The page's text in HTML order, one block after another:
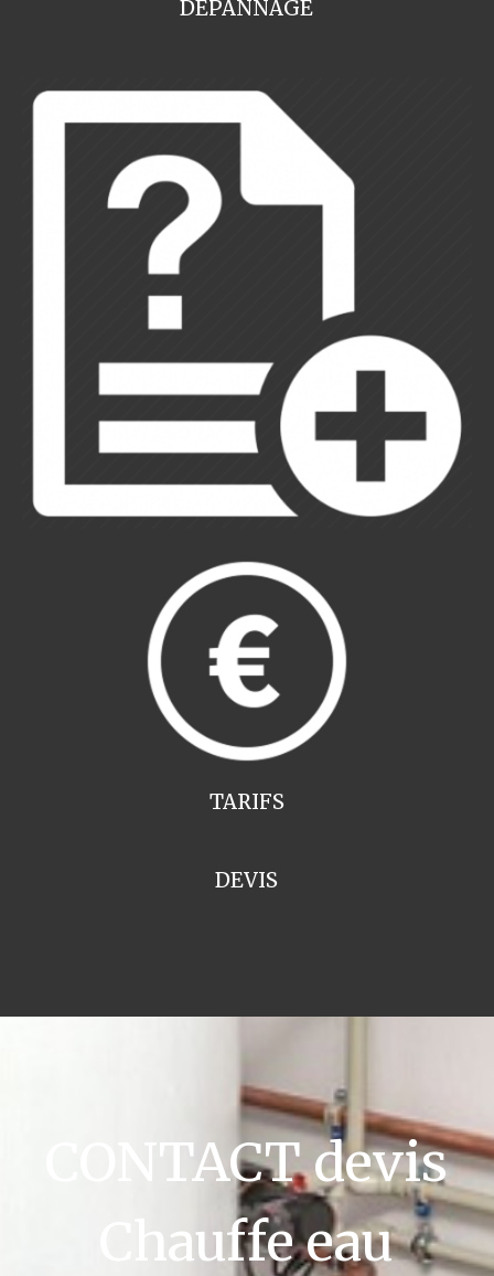
DEPANNAGE
TARIFS
DEVIS
CONTACT devis
Chauffe eau